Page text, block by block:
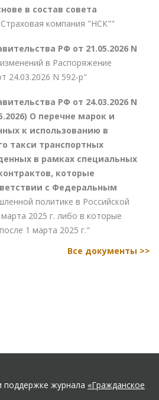
в состав совета
компания "НСК""
РФ от 21.05.2026 N
в Распоряжение
24.03.2026 N 592-р"
РФ от 24.03.2026 N
О перечне марок и
к использованию в
такси транспортных
в рамках специальных
которые
с Федеральным
политике в Российской
2025 г. либо в которые
1 марта 2025 г."
Все документы >>
поддержке журнала «Гражданское